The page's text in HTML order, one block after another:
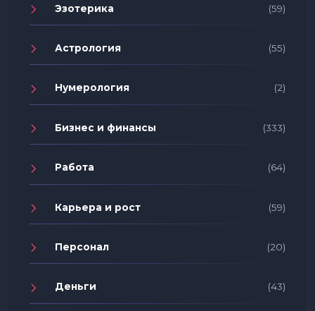
Эзотерика (59)
Астрология (55)
Нумерология (2)
Бизнес и финансы (333)
Работа (64)
Карьера и рост (59)
Персонал (20)
Деньги (43)